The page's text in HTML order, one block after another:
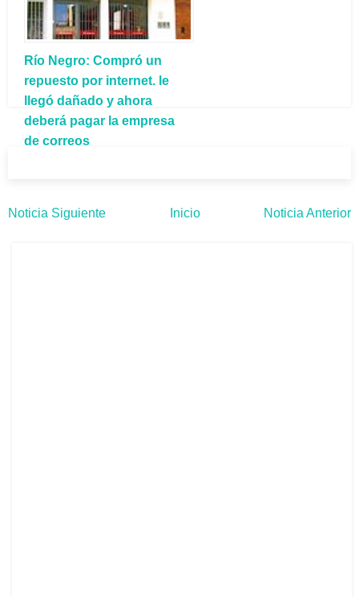
Río Negro: Compró un
repuesto por internet. le
llegó dañado y ahora
deberá pagar la empresa
de correos
Noticia Siguiente Inicio Noticia Anterior